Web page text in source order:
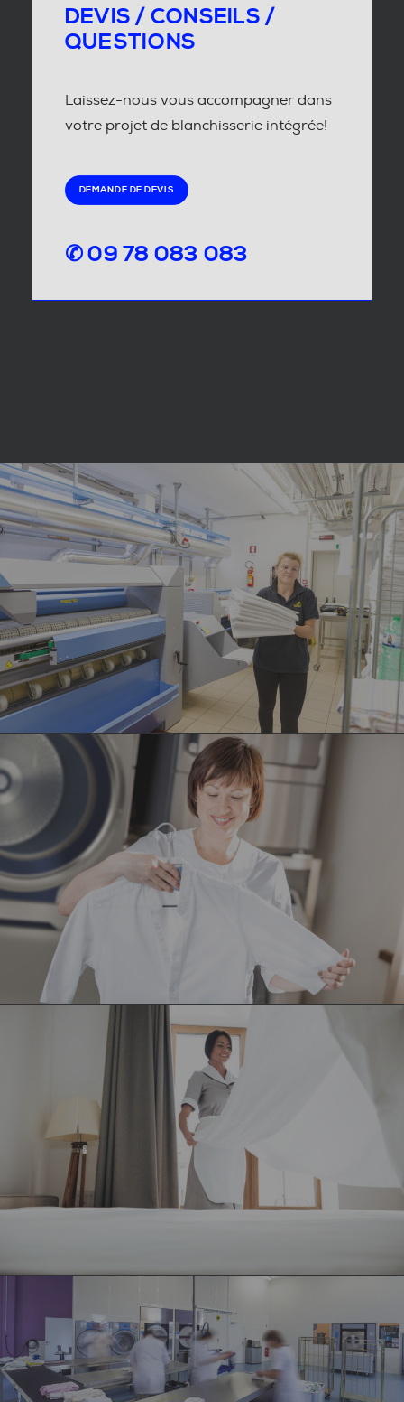
DEVIS / CONSEILS /
QUESTIONS
Laissez-nous vous accompagner dans
votre projet de blanchisserie intégrée!
DEMANDE DE DEVIS
✆ 09 78 083 083